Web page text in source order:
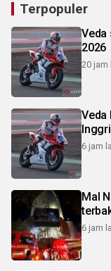
Terpopuler
Veda
2026
20 jam
Veda
6 jam
Mal
6 jam